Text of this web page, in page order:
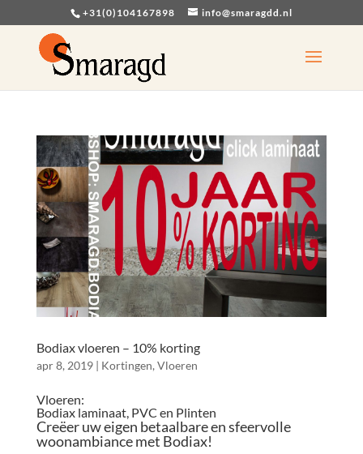
+31(0)104167898 info@smaragdd.nl
Bodiax vloeren – 10% korting
apr 8, 2019| Kortingen, Vloeren
Vloeren:
Bodiax laminaat, PVC en Plinten
Creëer uw eigen betaalbare en sfeervolle
woonambiance met Bodiax!